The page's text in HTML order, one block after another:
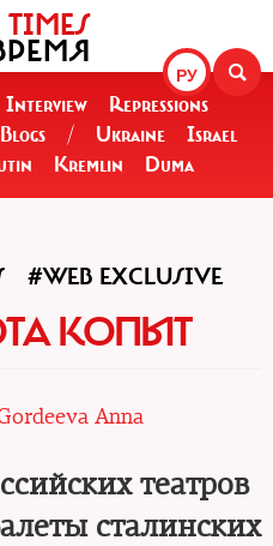
РУ
Interview
Repressions
Blogs / Ukraine
Israel
Kremlin Duma
#WEB EXCLUSIVE
КОПЫТ
Anna
театров
сталинских